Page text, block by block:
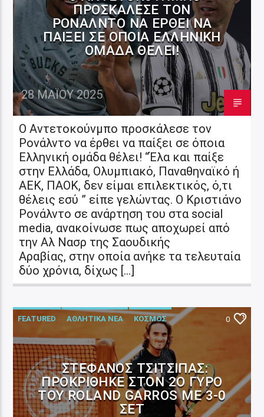
ΠΡΟΣΚΆΛΕΣΕ ΤΟΝ
ΡΟΝΆΛΝΤΟ ΝΑ ΈΡΘΕΙ ΝΑ
ΠΑΊΞΕΙ ΣΕ ΌΠΟΙΑ ΕΛΛΗΝΙΚΉ
ΟΜΆΔΑ ΘΈΛΕΙ!
28 ΜΑΪ́ΟΥ 2025
Ο Αντετοκούνμπο προσκάλεσε τον
Ρονάλντο να έρθει να παίξει σε όποια
Ελληνική ομάδα θέλει! “Έλα και παίξε
στην Ελλάδα, Ολυμπιακό, Παναθηναϊκό ή
ΑΕΚ, ΠΑΟΚ, δεν είμαι επιλεκτικός, ό,τι
θέλεις εσύ ” είπε γελώντας. Ο Κριστιάνο
Ρονάλντο σε ανάρτηση του στα social
media, ανακοίνωσε πως αποχωρεί από
την Αλ Νασρ της Σαουδικής
Αραβίας, στην οποία ανήκε τα τελευταία
δύο χρόνια, δίχως […]
FEATURED ΑΘΛΗΤΙΚΑ ΝΕΑ ΚΟΣΜΟΣ 0
ΣΤΈΦΑΝΟΣ ΤΣΙΤΣΙΠΆΣ:
ΠΡΟΚΡΊΘΗΚΕ ΣΤΟΝ 2Ο ΓΎΡΟ
ΤΟΥ ROLAND GARROS ΜΕ 3-0
ΣΕΤ